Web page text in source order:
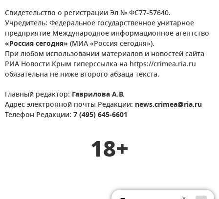
Свидетельство о регистрации Эл № ФС77-57640.
Учредитель: Федеральное государственное унитарное
предприятие Международное информационное агентство
«Россия сегодня» (МИА «Россия сегодня»).
При любом использовании материалов и новостей сайта
РИА Новости Крым гиперссылка на https://crimea.ria.ru
обязательна не ниже второго абзаца текста.
Главный редактор: Гаврилова А.В.
Адрес электронной почты Редакции: news.crimea@ria.ru
Телефон Редакции: 7 (495) 645-6601
18+